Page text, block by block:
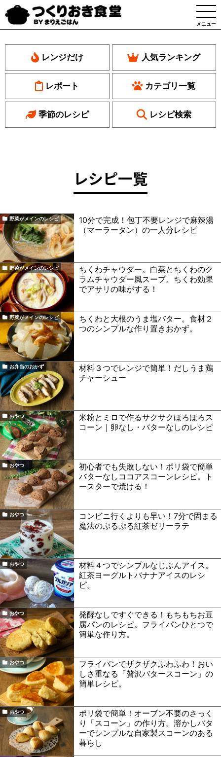
メニュー
レンジだけ 人気ランキング
レポート カテゴリ一覧
季節のレシピ レシピ検索
レシピ一覧
野菜がメインのレシピ
10分で完成！包丁不要レンジで麻辣湯
（マーラータン）の一人分レシピ
野菜がメインのレシピ
ちくわチャウダー。白菜とちくわのク
ラムチャウダー風スープ。ちくわ効果
でアサリの味がする！
野菜がメインのレシピ
ちくわと大根のうま塩バター。食材２
つのシンプルな作り置きおかず。
お弁当のおかず
材料３つでレンジで簡単！だしうま鶏
チャーシュー
おやつ
米粉とミロで作るサクサクほろほろス
コーン｜卵なし・バターなしのレシピ
おやつ
初心者でも失敗しない！ポリ袋で簡単
バターなしココアスコーンレシピ。ト
ースターで焼ける！
おやつ
コンビニ行くよりも早い！7分で固まる
魔法のぷるぷる紅茶ゼリーラテ
おやつ
材料４つでシンプルなじぶんアイス。
紅茶ヨーグルトバナナアイスのレシ
ピ。
おやつ
発酵なしですぐできる！もちもちお豆
腐パンのレシピ。フライパンひとつで
簡単な作り方。
おやつ
フライパンでザクザクふわふわ！おい
しさ重なる「贅沢バタースコーン」の
簡単レシピ。
おやつ
ポリ袋で簡単！オーブン不要のさっく
り「スコーン」の作り方。溶かしバタ
ーでシンプルな自家製スコーンのある
暮らし